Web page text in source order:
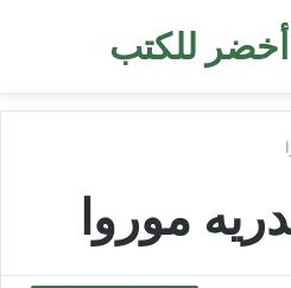
للكتب
موروا